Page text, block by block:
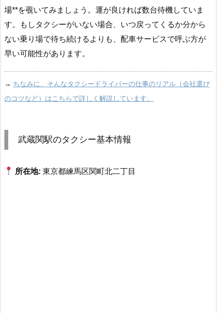
場**を覗いてみましょう。運が良ければ数台待機していま
す。もしタクシーがいない場合、いつ戻ってくるか分から
ない乗り場で待ち続けるよりも、配車サービスで呼ぶ方が
早い可能性があります。
→ ちなみに、そんなタクシードライバーの仕事のリアル（会社選び
のコツなど）はこちらで詳しく解説しています。
武蔵関駅のタクシー基本情報
所在地: 東京都練馬区関町北二丁目